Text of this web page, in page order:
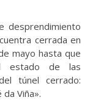
desprendimiento
cerrada en
mayo hasta que
estado de las
túnel cerrado:
Viña».